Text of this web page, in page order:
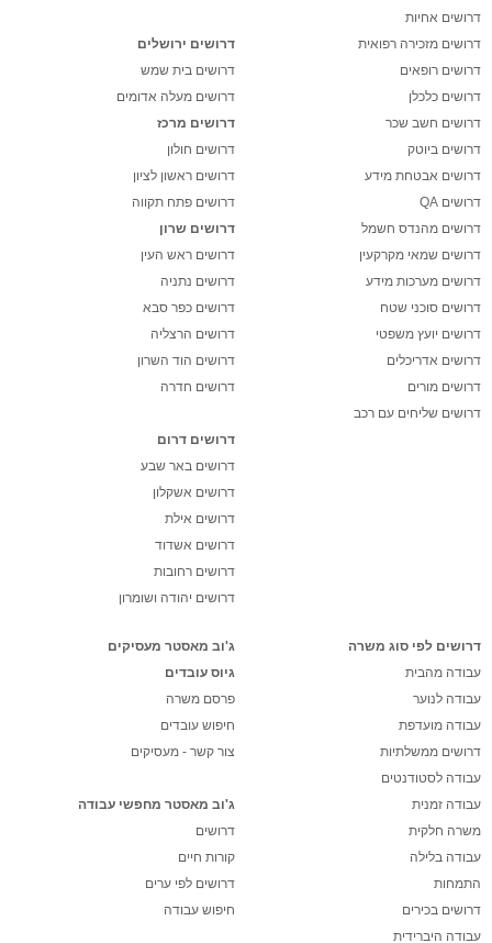
דרושים אחיות
דרושים מזכירה רפואית
דרושים רופאים
דרושים כלכלן
דרושים חשב שכר
דרושים ביוטק
דרושים אבטחת מידע
דרושים QA
דרושים מהנדס חשמל
דרושים שמאי מקרקעין
דרושים מערכות מידע
דרושים סוכני שטח
דרושים יועץ משפטי
דרושים אדריכלים
דרושים מורים
דרושים שליחים עם רכב
דרושים ירושלים
דרושים בית שמש
דרושים מעלה אדומים
דרושים מרכז
דרושים חולון
דרושים ראשון לציון
דרושים פתח תקווה
דרושים שרון
דרושים ראש העין
דרושים נתניה
דרושים כפר סבא
דרושים הרצליה
דרושים הוד השרון
דרושים חדרה
דרושים דרום
דרושים באר שבע
דרושים אשקלון
דרושים אילת
דרושים אשדוד
דרושים רחובות
דרושים יהודה ושומרון
דרושים לפי סוג משרה
עבודה מהבית
עבודה לנוער
עבודה מועדפת
דרושים ממשלתיות
עבודה לסטודנטים
עבודה זמנית
משרה חלקית
עבודה בלילה
התמחות
דרושים בכירים
עבודה היברידית
ג'וב מאסטר מעסיקים
גיוס עובדים
פרסם משרה
חיפוש עובדים
צור קשר - מעסיקים
ג'וב מאסטר מחפשי עבודה
דרושים
קורות חיים
דרושים לפי ערים
חיפוש עבודה